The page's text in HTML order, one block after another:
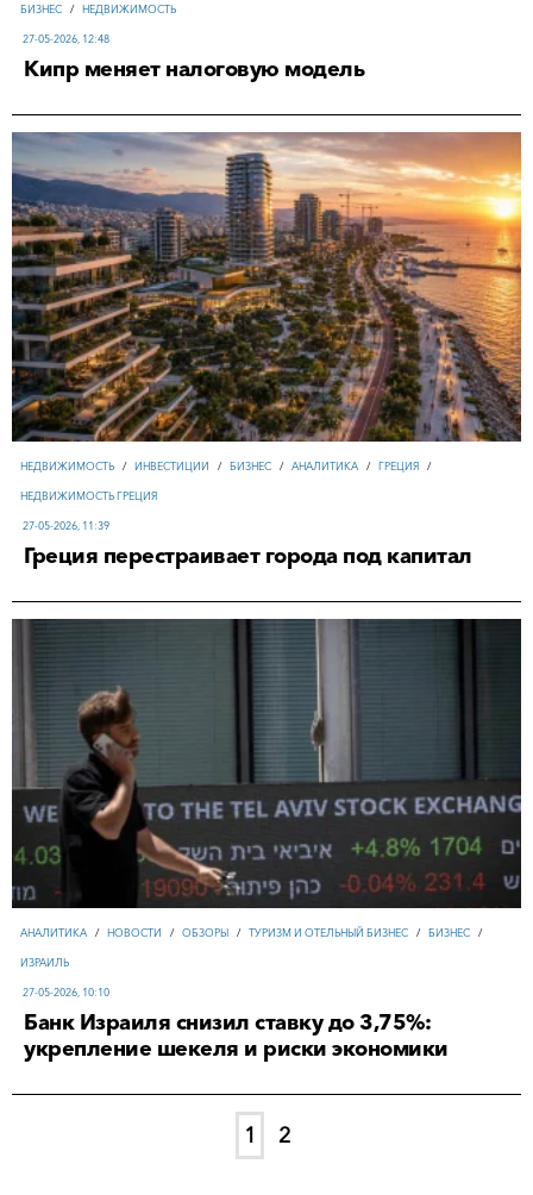
БИЗНЕС / НЕДВИЖИМОСТЬ
27-05-2026, 12:48
Кипр меняет налоговую модель
НЕДВИЖИМОСТЬ / ИНВЕСТИЦИИ / БИЗНЕС / АНАЛИТИКА / ГРЕЦИЯ /
НЕДВИЖИМОСТЬ ГРЕЦИЯ
27-05-2026, 11:39
Греция перестраивает города под капитал
АНАЛИТИКА / НОВОСТИ / ОБЗОРЫ / ТУРИЗМ И ОТЕЛЬНЫЙ БИЗНЕС / БИЗНЕС /
ИЗРАИЛЬ
27-05-2026, 10:10
Банк Израиля снизил ставку до 3,75%:
укрепление шекеля и риски экономики
1 2